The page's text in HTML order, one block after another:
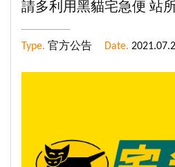
請多利用黑貓宅急便 站
Type. 官方公告 Date.